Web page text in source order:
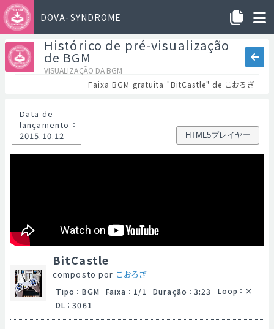
DOVA-SYNDROME
Histórico de pré-visualização
de BGM
VISUALIZAÇÃO DA BGM
Faixa BGM gratuita "BitCastle" de こおろぎ
Data de
lançamento ：
2015.10.12
HTML5プレイヤー
BitCastle
composto por こおろぎ
Tipo ： BGM Faixa ： 1/1 Duração ： 3:23 Loop ：
DL ： 3061